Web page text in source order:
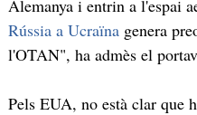
Alemanya i entrin a l'espai
Rússia a Ucraïnagenera
l'OTAN", ha admès el
Pels EUA, no està clar que